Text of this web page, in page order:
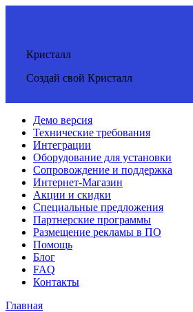
Кристалл
Создай свой Кристалл
Демо версия
Технические требования
Интеграции
Оборудование для установки
Сопровождение и поддержка
Интернет-Магазин
Акции и скидки
Специальные предложения
Партнерские программы
Размещение рекламы в ПО
Помощь
Блог
FAQ
Контакты
Главная